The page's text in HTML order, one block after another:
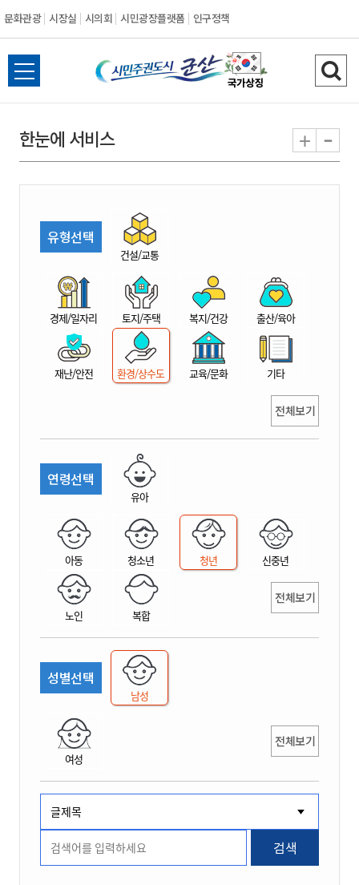
문화관광 시장실 시의회 시민광장플랫폼 인구정책
시
민
권
시
산
전
체
뉴
열
검
색
기
한눈에 서비스 + -
유형선택
건설/교통
경제/일자리 토지/주택 복지/건강 출산/육아
재난/안전 환경/상수도 교육/문화 기타
전체보기
연령선택
유아
아동 청소년 청년 신중년
노인 복합
전체보기
성별선택
남성
여성
전체보기
검색